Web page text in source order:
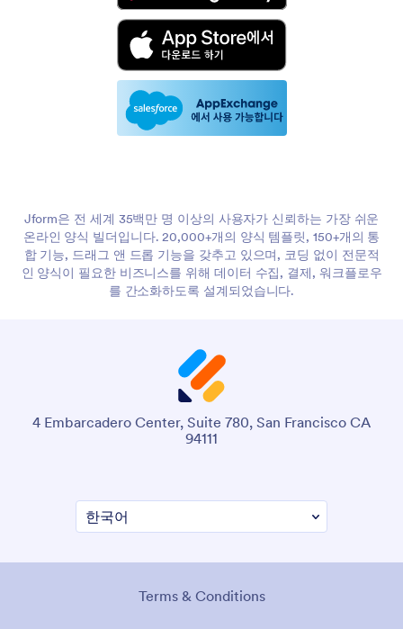
Jform은 전 세계 35백만 명 이상의 사용자가 신뢰하는 가장 쉬운
온라인 양식 빌더입니다. 20,000+개의 양식 템플릿, 150+개의 통
합 기능, 드래그 앤 드롭 기능을 갖추고 있으며, 코딩 없이 전문적
인 양식이 필요한 비즈니스를 위해 데이터 수집, 결제, 워크플로우
를 간소화하도록 설계되었습니다.
4 Embarcadero Center, Suite 780, San Francisco CA
94111
Terms & Conditions